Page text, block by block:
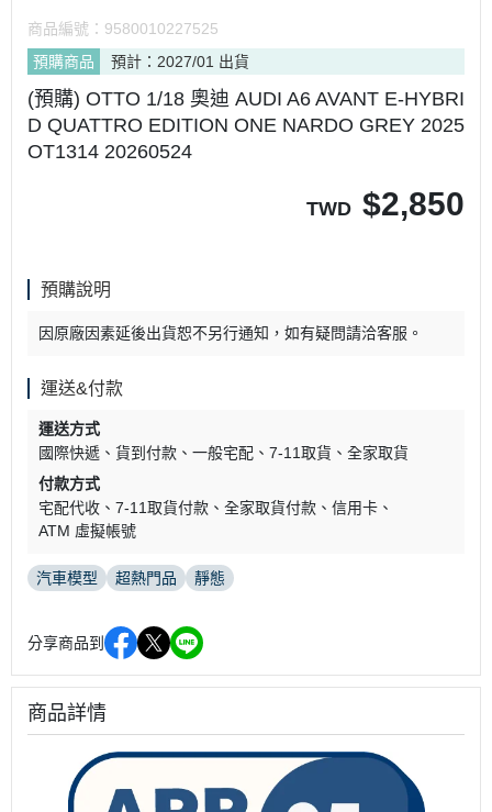
商品編號： 9580010227525
預購商品
預計：2027/01 出貨
(預購) OTTO 1/18 奧迪 AUDI A6 AVANT E-HYBRI
D QUATTRO EDITION ONE NARDO GREY 2025
OT1314 20260524
TWD $2,850
預購說明
因原廠因素延後出貨恕不另行通知，如有疑問請洽客服。
運送&付款
運送方式
國際快遞
貨到付款 一般宅配 7-11取貨
全家取貨
付款方式
宅配代收
7-11取貨付款 全家取貨付款
信用卡
ATM 虛擬帳號
汽車模型 超熱門品 靜態
分享商品到
商品詳情